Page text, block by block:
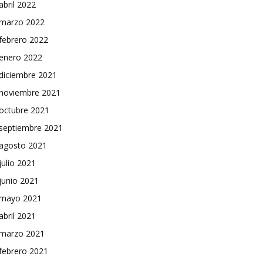
2022
2022
2022
2022
2021
2021
2021
2021
2021
2021
2021
2021
2021
2021
2021